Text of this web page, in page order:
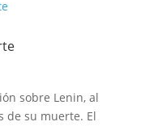
sobre Lenin, al
de su muerte. El